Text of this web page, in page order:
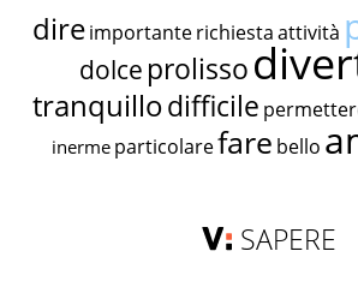
dire importante richiestaattività
dolce prolisso
tranquillodifficile
inerme particolarefare bello
SAPERE